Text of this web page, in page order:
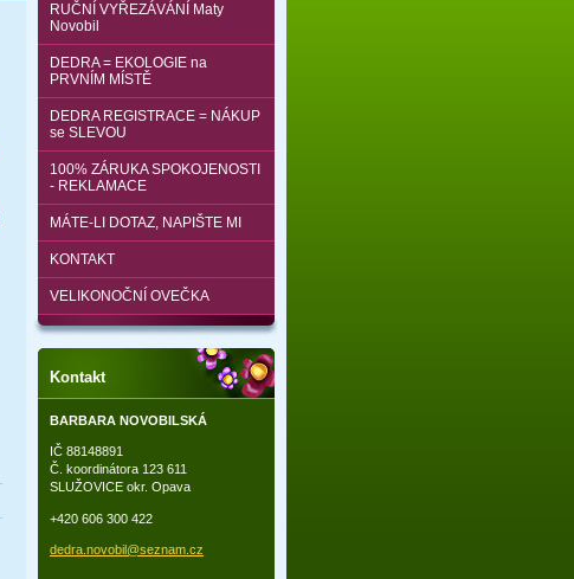
RUČNÍ VYŘEZÁVÁNÍ Maty
Novobil
DEDRA = EKOLOGIE na
PRVNÍM MÍSTĚ
DEDRA REGISTRACE = NÁKUP
se SLEVOU
100% ZÁRUKA SPOKOJENOSTI
- REKLAMACE
MÁTE-LI DOTAZ, NAPIŠTE MI
KONTAKT
VELIKONOČNÍ OVEČKA
Kontakt
BARBARA NOVOBILSKÁ
IČ 88148891
Č. koordinátora 123 611
SLUŽOVICE okr. Opava
+420 606 300 422
dedra.novobil@seznam.cz